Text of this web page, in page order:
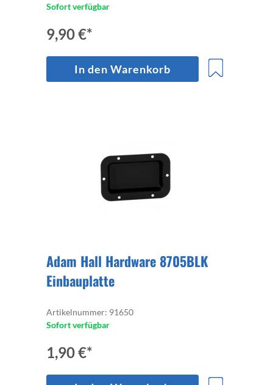
Sofort verfügbar
9,90 €*
In den Warenkorb
Adam Hall Hardware 8705BLK
Einbauplatte
Artikelnummer: 91650
Sofort verfügbar
1,90 €*